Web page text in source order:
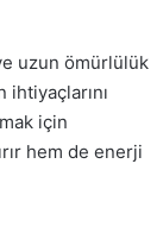
uzun ömürlülük
ihtiyaçlarını
için
hem de enerji